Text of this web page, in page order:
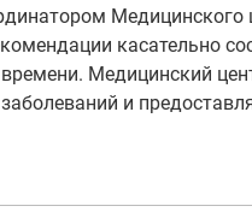
касательно
Медицинский
и